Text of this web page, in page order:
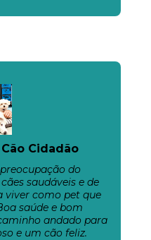
Cidadão
do
saudáveis e de
viver como pet que
saúde e bom
andado para
e um cão feliz.